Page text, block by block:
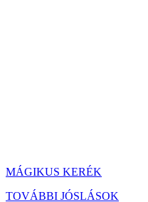
MÁGIKUS KERÉK
TOVÁBBI JÓSLÁSOK